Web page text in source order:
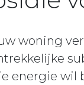
woning
energie wil